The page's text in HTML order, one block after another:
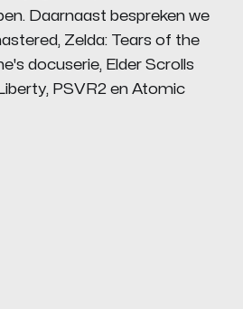
Daarnaast bespreken we
Zelda: Tears of the
docuserie, Elder Scrolls
PSVR2 en Atomic